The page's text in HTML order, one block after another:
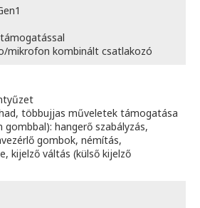
mikrofon kombinált csatlakozó
többujjas műveletek támogatása
gombbal): hangerő szabályzás,
gombok, némítás,
kijelző váltás (külső kijelző